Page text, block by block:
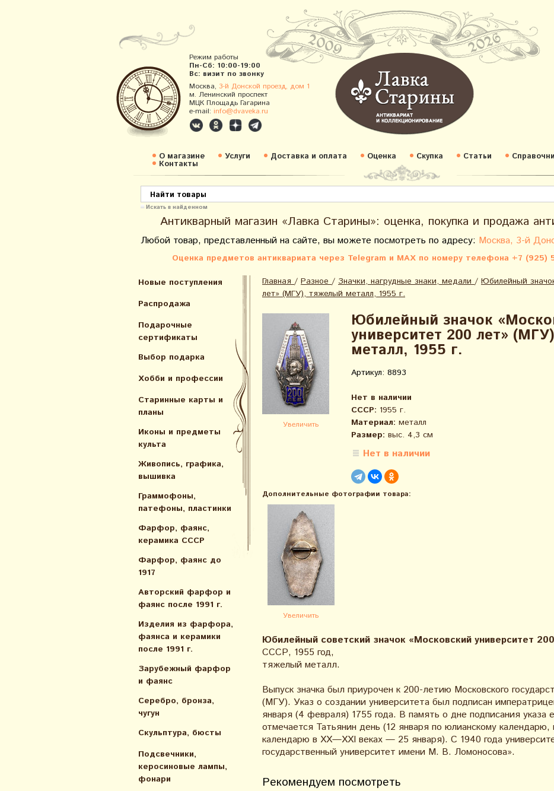
Режим работы
Пн-Сб: 10:00-19:00
Вс: визит по звонку
Москва, 3-й Донской проезд, дом 1
м. Ленинский проспект
МЦК Площадь Гагарина
e-mail: info@dvaveka.ru
О магазине Услуги Доставка и оплата Оценка Скупка Статьи
Контакты
Искать в найденном
Антикварный магазин «Лавка Старины»: оценка, покупка и продажа
Любой товар, представленный на сайте, вы можете посмотреть по адресу: Москва, 3-й
Оценка предметов антиквариата через Telegram и MAX по номеру телефона +7 (925)
Новые поступления
Распродажа
Подарочные
сертификаты
Выбор подарка
Хобби и профессии
Старинные карты и
планы
Иконы и предметы
культа
Живопись, графика,
вышивка
Граммофоны,
патефоны, пластинки
Фарфор, фаянс,
керамика СССР
Фарфор, фаянс до
1917
Авторский фарфор и
фаянс после 1991 г.
Изделия из фарфора,
фаянса и керамики
после 1991 г.
Зарубежный фарфор
и фаянс
Серебро, бронза,
чугун
Скульптура, бюсты
Подсвечники,
керосиновые лампы,
фонари
Главная / Разное / Значки, нагрудные знаки, медали / Юбилейный
лет» (МГУ), тяжелый металл, 1955 г.
Увеличить
Юбилейный значок
университет 200 лет»
металл, 1955 г.
Артикул: 8893
Нет в наличии
СССР: 1955 г.
Материал: металл
Размер: выс. 4,3 см
Нет в наличии
Дополнительные фотографии товара:
Увеличить
Юбилейный советский значок «Московский университет
СССР, 1955 год,
тяжелый металл.
Выпуск значка был приурочен к 200-летию Московского
(МГУ). Указ о создании университета был подписан
января (4 февраля) 1755 года. В память о дне подписания указа
отмечается Татьянин день (12 января по юлианскому календарю,
календарю в XX—XXI веках — 25 января). C 1940 года
государственный университет имени М. В. Ломоносова».
Рекомендуем посмотреть